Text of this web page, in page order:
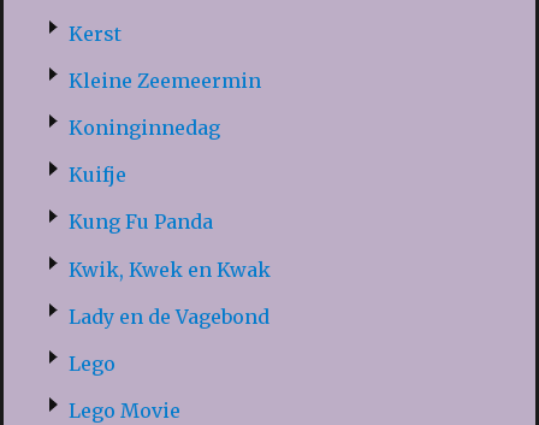
Kerst
Kleine Zeemeermin
Koninginnedag
Kuifje
Kung Fu Panda
Kwik, Kwek en Kwak
Lady en de Vagebond
Lego
Lego Movie